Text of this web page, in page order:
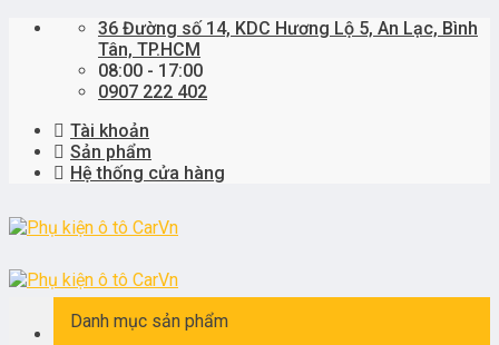
Skip
36 Đường số 14, KDC Hương Lộ 5, An Lạc, Bình
Tân, TP.HCM
08:00 - 17:00
0907 222 402
Tài khoản
Sản phẩm
Hệ thống cửa hàng
Danh mục sản phẩm